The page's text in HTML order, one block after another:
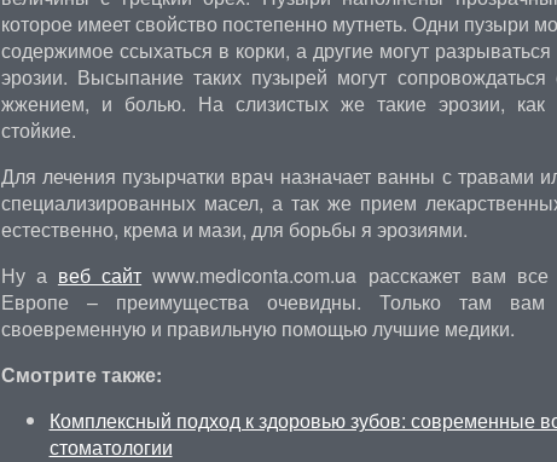
которое имеет свойство постепенно мутнеть. Одни пузыри
содержимое ссыхаться в корки, а другие могут
эрозии. Высыпание таких пузырей могут
жжением, и болью. На слизистых же такие эрозии, как
стойкие.
Для лечения пузырчатки врач назначает ванны с травами
специализированных масел, а так же прием
естественно, крема и мази, для борьбы я эрозиями.
Ну а веб сайт www.mediconta.com.ua расскажет вам
Европе – преимущества очевидны. Только там вам
своевременную и правильную помощью лучшие медики.
Смотрите также:
Комплексный подход к здоровью зубов: современные
стоматологии